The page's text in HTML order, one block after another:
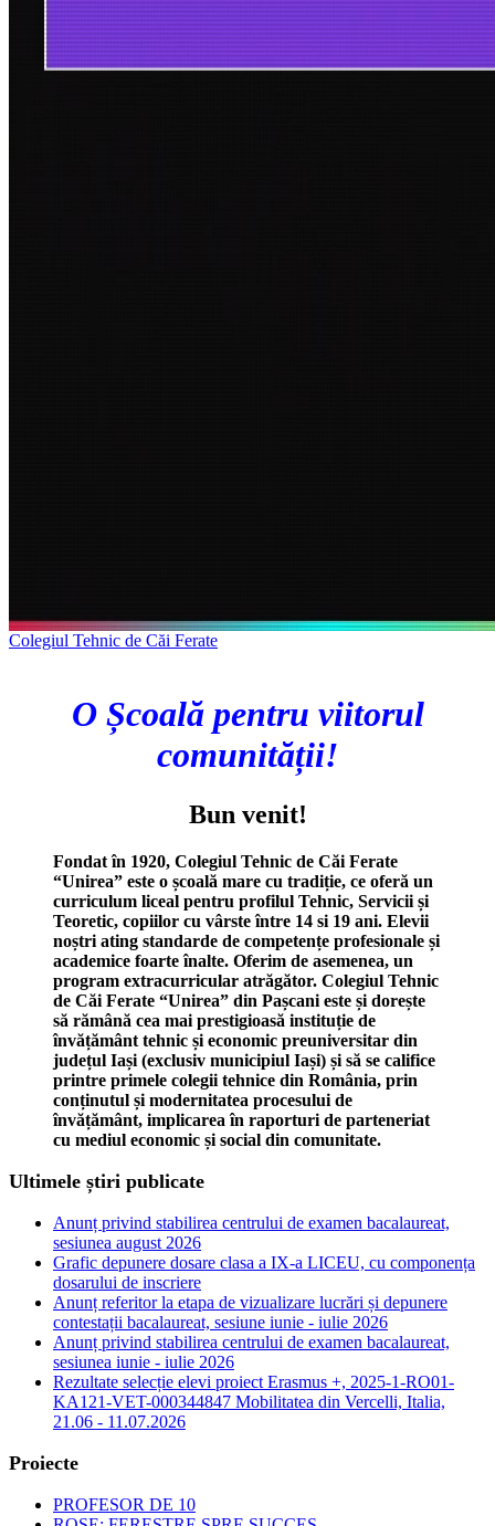
Colegiul Tehnic de Căi Ferate
O Școală pentru viitorul
comunității!
Bun venit!
Fondat în 1920, Colegiul Tehnic de Căi Ferate
“Unirea” este o școală mare cu tradiție, ce oferă un
curriculum liceal pentru profilul Tehnic, Servicii și
Teoretic, copiilor cu vârste între 14 si 19 ani. Elevii
noștri ating standarde de competențe profesionale și
academice foarte înalte. Oferim de asemenea, un
program extracurricular atrăgător. Colegiul Tehnic
de Căi Ferate “Unirea” din Pașcani este și dorește
să rămână cea mai prestigioasă instituție de
învățământ tehnic și economic preuniversitar din
județul Iași (exclusiv municipiul Iași) și să se califice
printre primele colegii tehnice din România, prin
conținutul și modernitatea procesului de
învățământ, implicarea în raporturi de parteneriat
cu mediul economic și social din comunitate.
Ultimele știri publicate
Anunț privind stabilirea centrului de examen bacalaureat,
sesiunea august 2026
Grafic depunere dosare clasa a IX-a LICEU, cu componența
dosarului de inscriere
Anunț referitor la etapa de vizualizare lucrări și depunere
contestații bacalaureat, sesiune iunie - iulie 2026
Anunț privind stabilirea centrului de examen bacalaureat,
sesiunea iunie - iulie 2026
Rezultate selecție elevi proiect Erasmus +, 2025-1-RO01-
KA121-VET-000344847 Mobilitatea din Vercelli, Italia,
21.06 - 11.07.2026
Proiecte
PROFESOR DE 10